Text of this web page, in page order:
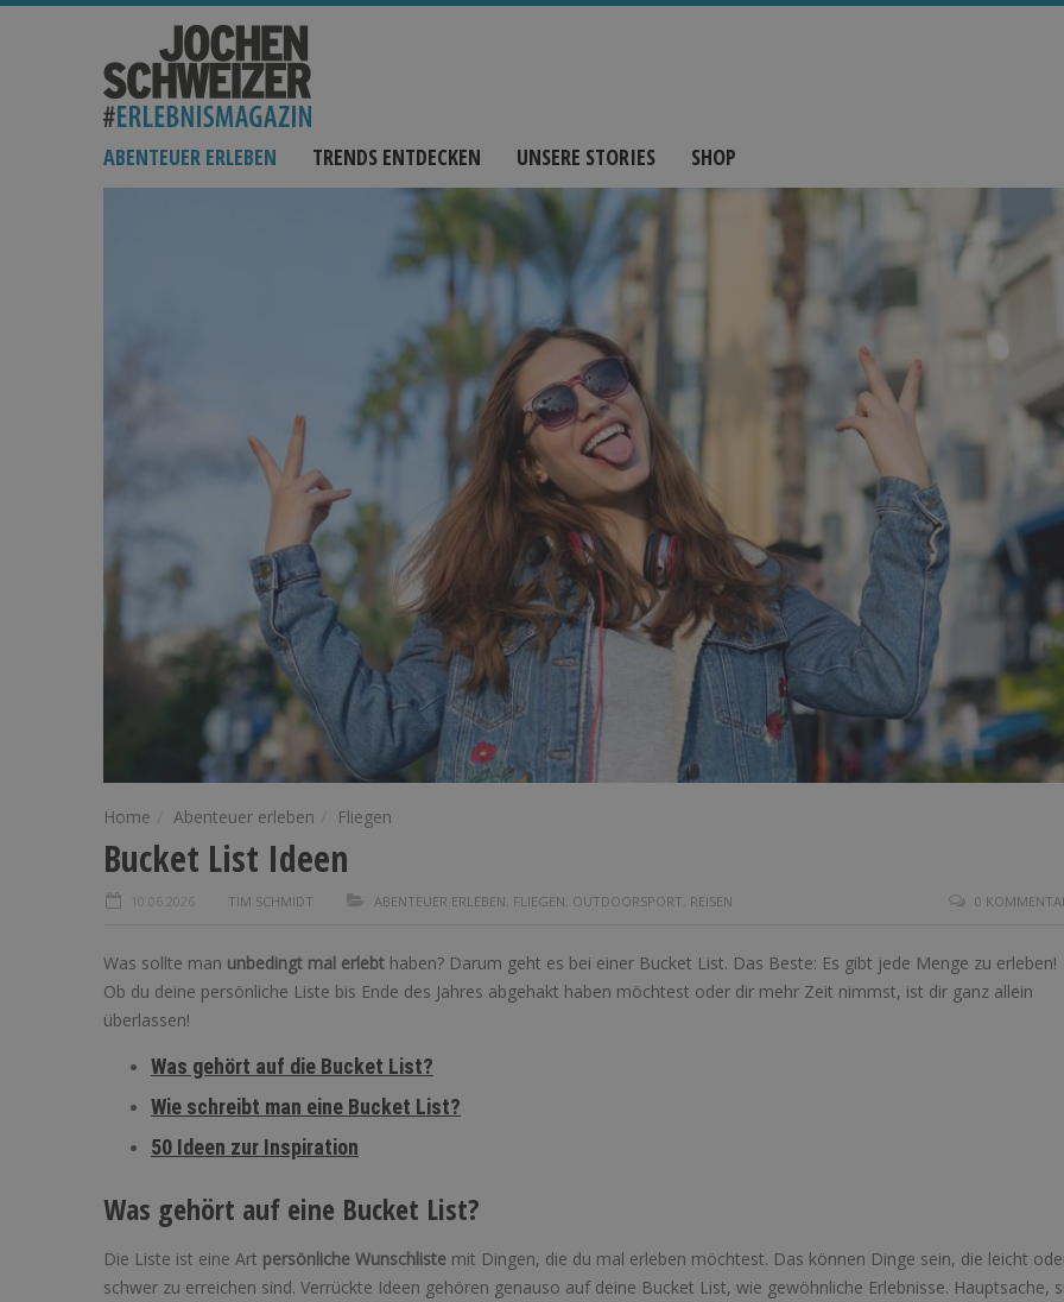
ABENTEUER ERLEBEN TRENDS ENTDECKEN UNSERE STORIES SHOP
Home Abenteuer erleben Fliegen
Bucket List Ideen
10.06.2026 TIM SCHMIDT ABENTEUER ERLEBEN FLIEGEN OUTDOORSPORT REISEN 0
Was sollte man unbedingt mal erlebt haben? Darum geht es bei einer Bucket List. Das Beste: Es gibt jede Menge zu erleben!
Ob du deine persönliche Liste bis Ende des Jahres abgehakt haben möchtest oder dir mehr Zeit nimmst, ist dir ganz allein
überlassen!
Was gehört auf die Bucket List?
Wie schreibt man eine Bucket List?
50 Ideen zur Inspiration
Was gehört auf eine Bucket List?
Die Liste ist eine Art persönliche Wunschliste mit Dingen, die du mal erleben möchtest. Das können Dinge sein, die leicht
schwer zu erreichen sind. Verrückte Ideen gehören genauso auf deine Bucket List, wie gewöhnliche Erlebnisse. Hauptsache,